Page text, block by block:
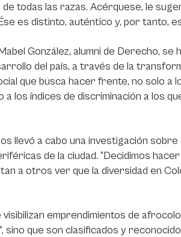
todas las razas. Acérquese, le
es distinto, auténtico y, por tanto,
González, alumni de Derecho, se
del país, a través de la
que busca hacer frente, no solo a
los índices de discriminación a los
llevó a cabo una investigación sobre
de la ciudad. “Decidimos
a otros ver que la diversidad en
emprendimientos de
sino que son clasificados y